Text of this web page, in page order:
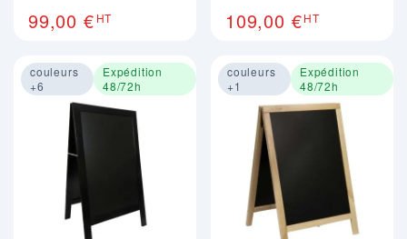
99,00 € HT 109,00 €HT
couleurs
+6
Expédition
48/72h
Image 1 sur 4
couleurs
+1
Expédition
48/72h
Image 1 sur 4